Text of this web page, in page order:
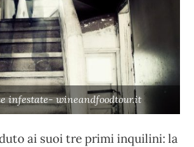
infestate- wineandfoodtour.it
ai suoi tre primi inquilini: la